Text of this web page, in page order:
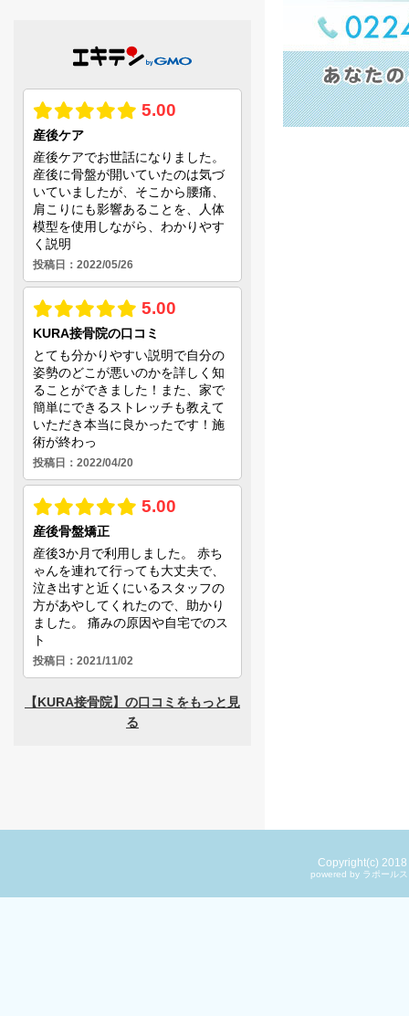
Copyright(c) 2018
powered by ラポール